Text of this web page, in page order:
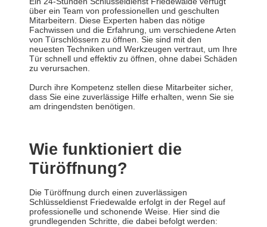
über ein Team von professionellen und geschulten
Mitarbeitern. Diese Experten haben das nötige
Fachwissen und die Erfahrung, um verschiedene Arten
von Türschlössern zu öffnen. Sie sind mit den
neuesten Techniken und Werkzeugen vertraut, um Ihre
Tür schnell und effektiv zu öffnen, ohne dabei Schäden
zu verursachen.
Durch ihre Kompetenz stellen diese Mitarbeiter sicher,
dass Sie eine zuverlässige Hilfe erhalten, wenn Sie sie
am dringendsten benötigen.
Wie funktioniert die
Türöffnung?
Die Türöffnung durch einen zuverlässigen
Schlüsseldienst Friedewalde erfolgt in der Regel auf
professionelle und schonende Weise. Hier sind die
grundlegenden Schritte, die dabei befolgt werden: